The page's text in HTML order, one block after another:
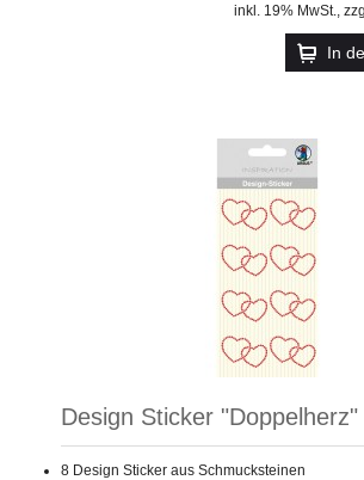
inkl. 19% MwSt.
In
Design Sticker
8 Design Sticker aus Schmucksteinen